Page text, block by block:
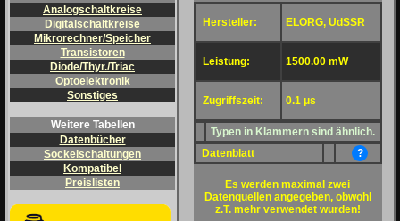
Analogschaltkreise
Digitalschaltkreise
Mikrorechner/Speicher
Transistoren
Diode/Thyr./Triac
Optoelektronik
Sonstiges
Weitere Tabellen
Datenbücher
Sockelschaltungen
Kompatibel
Preislisten
Hersteller: ELORG, UdSSR
Leistung: 1500.00 mW
Zugriffszeit: 0.1 μs
Typen in Klammern sind ähnlich.
Datenblatt
?
Es werden maximal zwei
Datenquellen angegeben, obwohl
z.T. mehr verwendet wurden!